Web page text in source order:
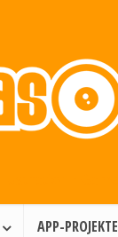
APP-PROJEKTE